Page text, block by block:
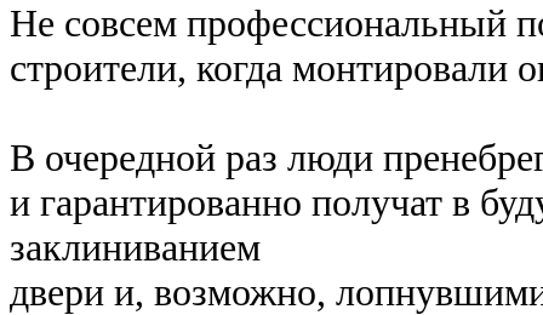
Не совсем профессиональный
строители, когда монтировали
В очередной раз люди
и гарантированно получат в
заклиниванием
двери и, возможно,